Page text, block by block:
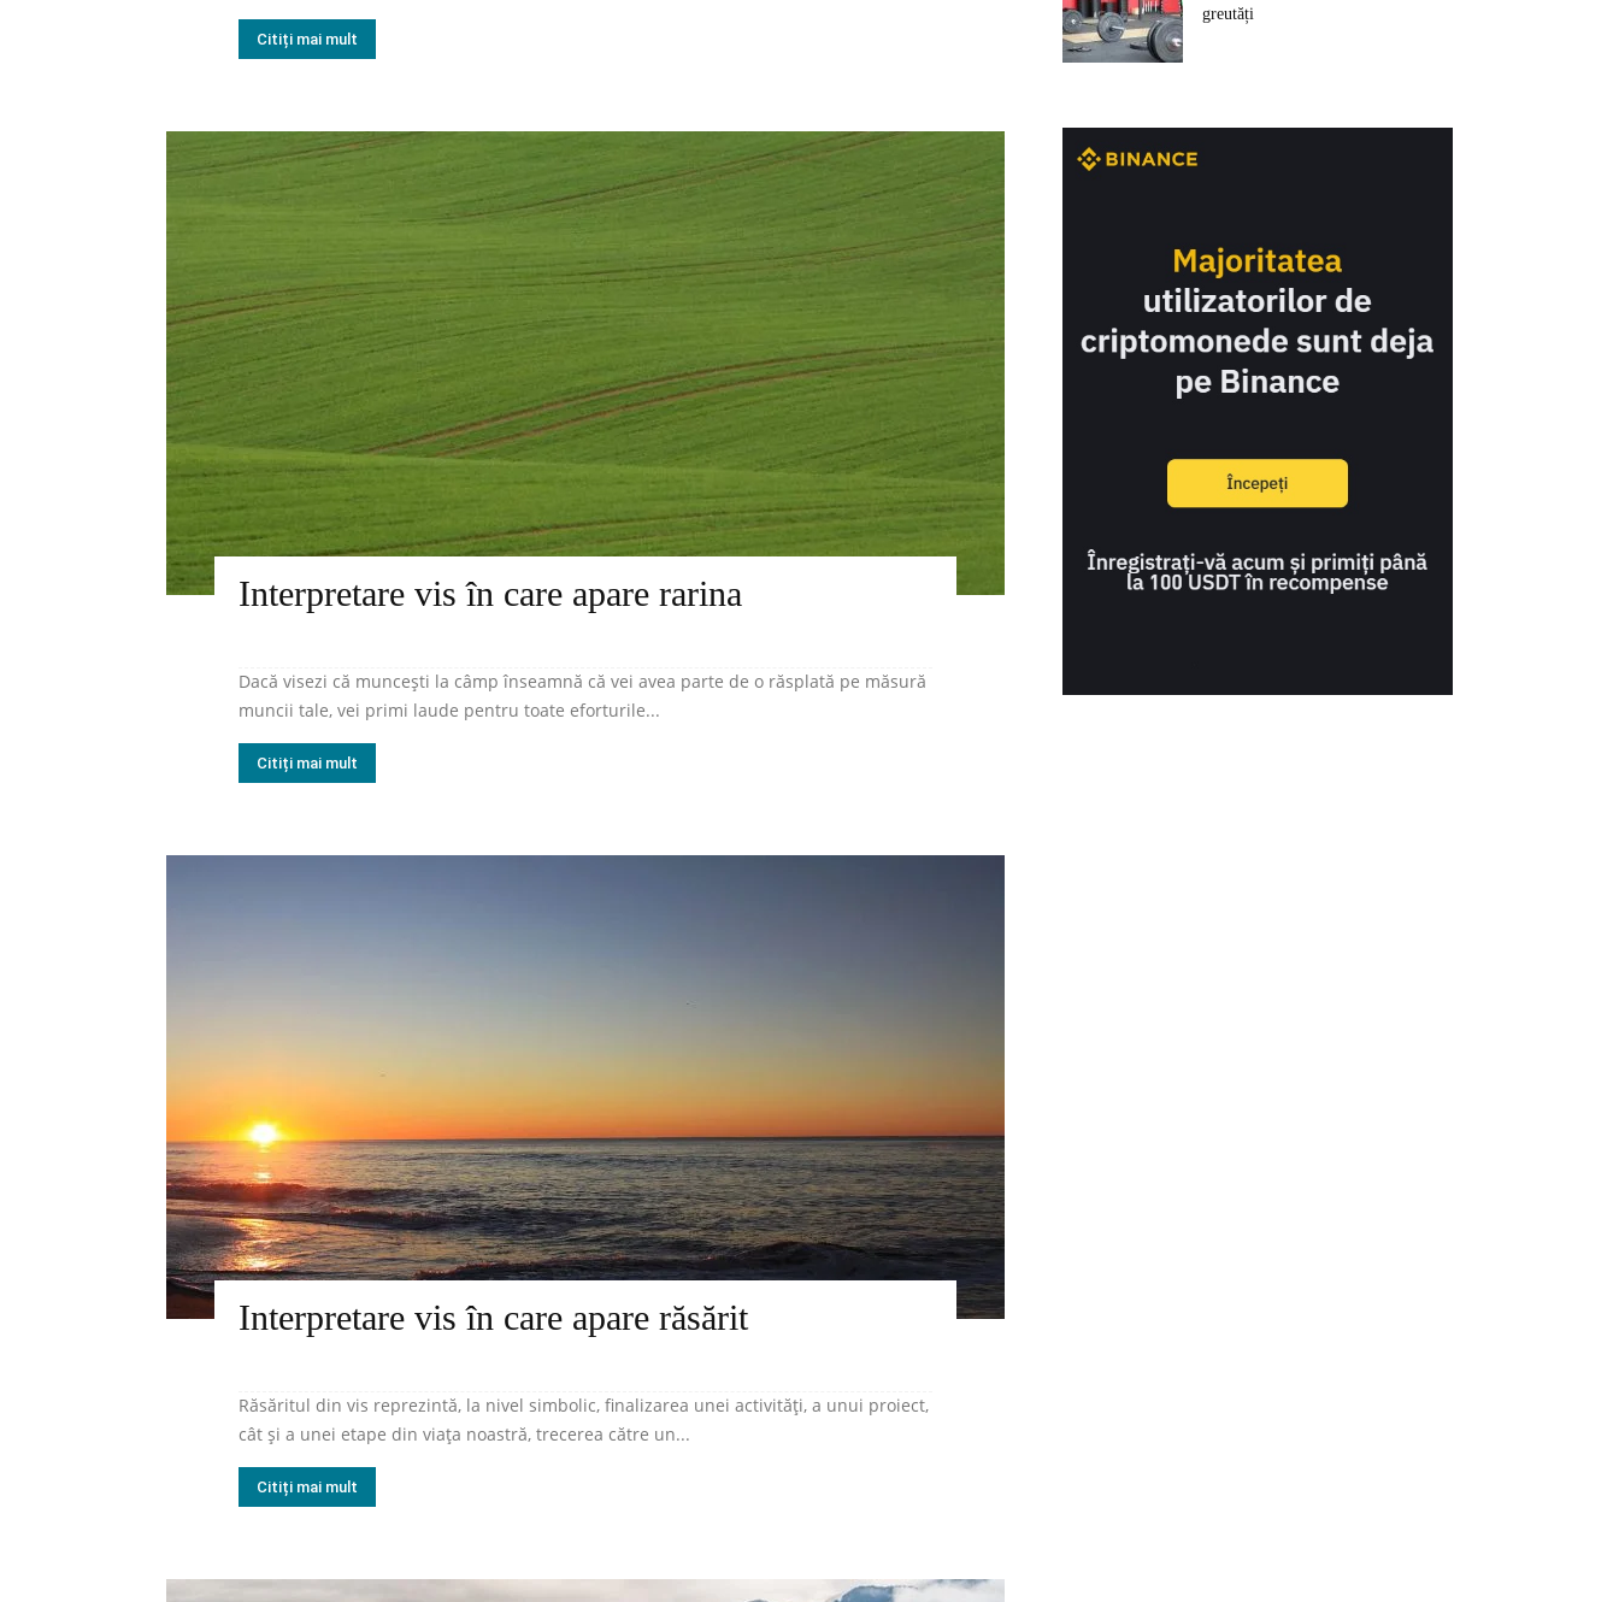
Citiți mai mult
Interpretare vis în care apare rarina
Dacă visezi că muncești la câmp înseamnă că vei avea parte de o răsplată pe măsură
muncii tale, vei primi laude pentru toate eforturile...
Citiți mai mult
Interpretare vis în care apare răsărit
Răsăritul din vis reprezintă, la nivel simbolic, finalizarea unei activități, a unui proiect,
cât și a unei etape din viața noastră, trecerea către un...
Citiți mai mult
greutăți